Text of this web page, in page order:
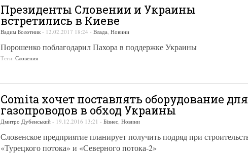
Президенты Словении и Украины
встретились в Киеве
Вадим Болотник - 12.02.2017 18:24 - Влада, Новини
Порошенко поблагодарил Пахора в поддержке Украины
Теги: Словения
Comita хочет поставлять оборудование для
газопроводов в обход Украины
Дмитро Дубенський - 19.12.2016 13:21 - Бізнес, Новини
Словенское предприятие планирует получить подряд при
«Турецкого потока» и «Северного потока-2»